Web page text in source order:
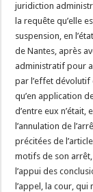
juridiction
la requête qu’elle
suspension, en
de Nantes, après
administratif pour
par l’effet dévolutif
qu’en application
d’entre eux
l’annulation de
précitées de
motifs de son arrêt,
l’appui des
l’appel, la cour,